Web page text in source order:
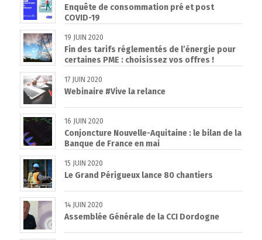
Enquête de consommation pré et post
COVID-19
19 JUIN 2020
Fin des tarifs réglementés de l’énergie pour
certaines PME : choisissez vos offres !
17 JUIN 2020
Webinaire #Vive la relance
16 JUIN 2020
Conjoncture Nouvelle-Aquitaine : le bilan de la
Banque de France en mai
15 JUIN 2020
Le Grand Périgueux lance 80 chantiers
14 JUIN 2020
Assemblée Générale de la CCI Dordogne